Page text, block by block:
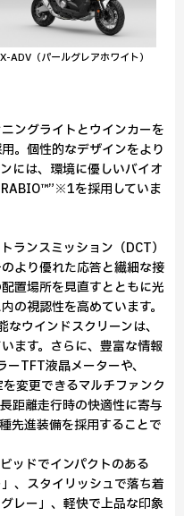
X-ADV（パールグレアホワイト）
ングライトとウインカーを
。個性的なデザインをより
には、環境に優しいバイオ
を採用していま
ランスミッション（DCT）
より優れた応答と繊細な接
置場所を見直すとともに光
の視認性を高めています。
ウインドスクリーンは、
ます。さらに、豊富な情報
TFT液晶メーターや、
変更できるマルチファンク
距離走行時の快適性に寄与
先進装備を採用することで
ッドでインパクトのある
、スタイリッシュで落ち着
レー」、軽快で上品な印象